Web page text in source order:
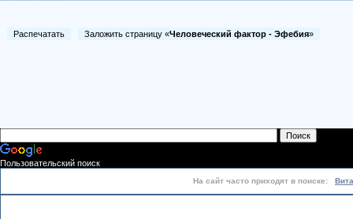
Распечатать Заложить страницу «Человеческий фактор - Эфебия»
Пользовательский поиск
На сайт часто приходят в поиске: